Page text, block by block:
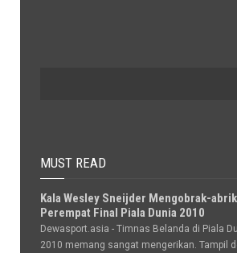
MUST READ
Kala Wesley Sneijder Mengobrak-
Perempat Final Piala Dunia 2010
Dewasport.asia - Timnas Belanda di Piala
2010 memang sangat mengerikan. Tampil